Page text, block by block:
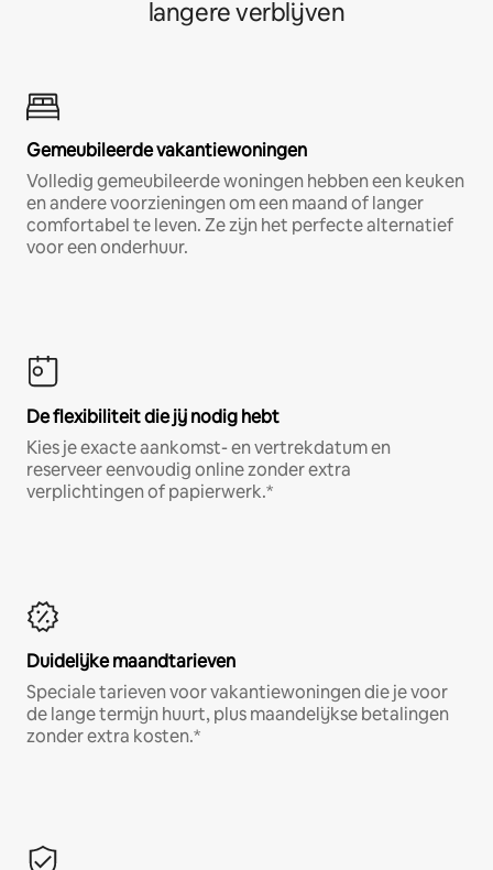
langere verblijven
Gemeubileerde vakantiewoningen
Volledig gemeubileerde woningen hebben een keuken
en andere voorzieningen om een maand of langer
comfortabel te leven. Ze zijn het perfecte alternatief
voor een onderhuur.
De flexibiliteit die jij nodig hebt
Kies je exacte aankomst- en vertrekdatum en
reserveer eenvoudig online zonder extra
verplichtingen of papierwerk.*
Duidelijke maandtarieven
Speciale tarieven voor vakantiewoningen die je voor
de lange termijn huurt, plus maandelijkse betalingen
zonder extra kosten.*